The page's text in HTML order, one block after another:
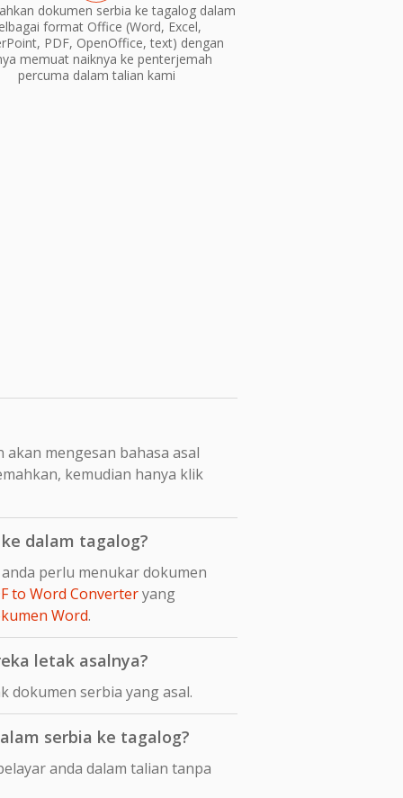
dokumen serbia ke tagalog dalam
format Office (Word, Excel,
PDF, OpenOffice, text) dengan
memuat naiknya ke penterjemah
percuma dalam talian kami
mengesan bahasa asal
kemudian hanya klik
dalam tagalog?
perlu menukar dokumen
to Word Converteryang
Word.
letak asalnya?
dokumen serbia yang asal.
serbia ke tagalog?
anda dalam talian tanpa